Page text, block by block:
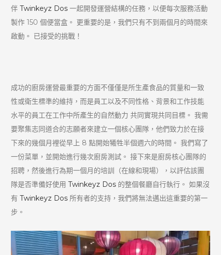
伴Twinkeyz Dos 一起開發運營結構的任務，以便每次服務活動
製作 150 個便當盒。 更重要的是，我們只有不到兩個月的時間來
啟動。 已接受的挑戰！
成功的廚房運營最重要的方面不僅僅是所生產食品的質量和一致
性或衛生標準的維持，而是員工以及不同性格、背景和工作技能
水平的員工在工作中所產生的自然動力 共同實現共同目標。 我需
要聚集志同道合的志願者來建立一個核心團隊，他們致力於在接
下來的幾個月裡從早上 8 點開始犧牲半個週六的時間。 我們寫了
一份菜單，並開始進行幾次廚房測試。 接下來是廚房核心團隊的
招聘，然後進行為期一個月的培訓（在線和現場），以評估該團
隊是否準備好使用Twinkeyz Dos 的整個餐廳自行執行。 如果沒
有Twinkeyz Dos 所有者的支持，我們將無法邁出這重要的第一
步。